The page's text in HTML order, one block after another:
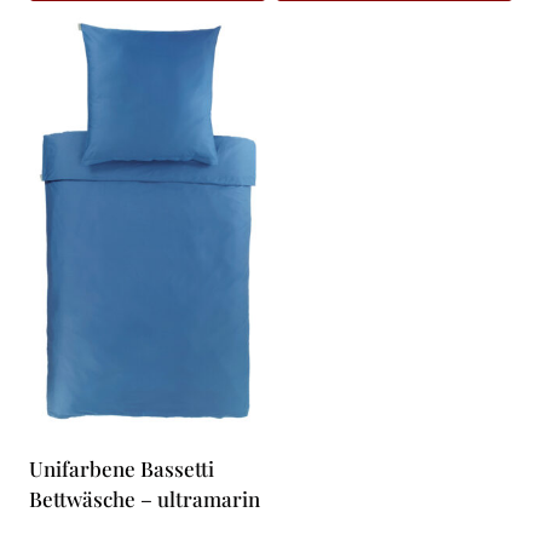
Dieses
Produkt
mehrere
Varianten
auf.
Die
Optionen
können
auf
der
Produktseite
gewählt
Unifarbene Bassetti
Bettwäsche – ultramarin